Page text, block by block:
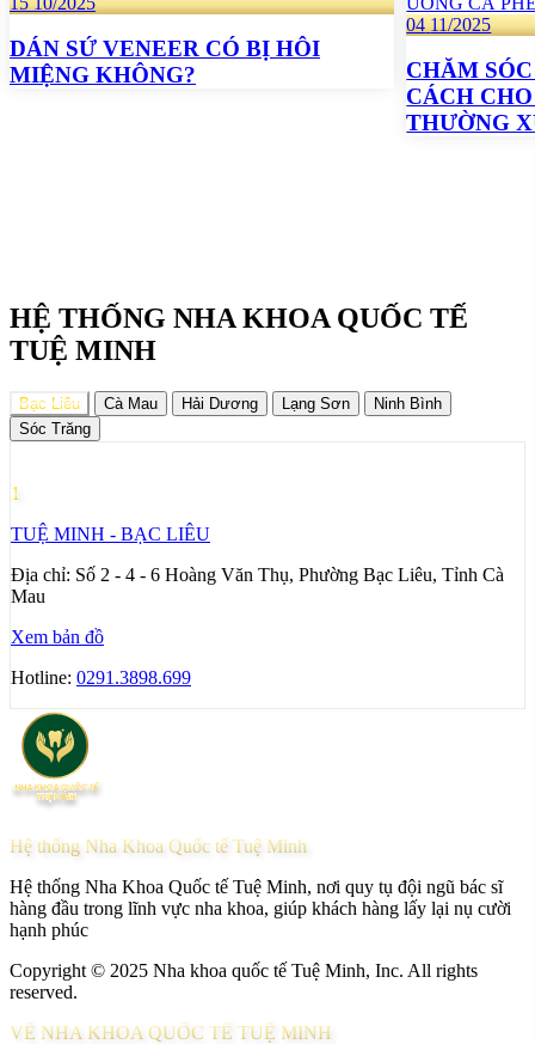
DÁN SỨ VENEER CÓ BỊ HÔI
MIỆNG KHÔNG?
04 11/2025
CHĂM
CÁCH
THƯỜNG
HỆ THỐNG NHA KHOA QUỐC TẾ
TUỆ MINH
Bạc Liêu Cà Mau Hải Dương Lạng Sơn
Ninh Bình
Sóc Trăng
1
TUỆ MINH - BẠC LIÊU
Địa chỉ: Số 2 - 4 - 6 Hoàng Văn Thụ, Phường Bạc Liêu, Tỉnh Cà
Mau
Xem bản đồ
Hotline: 0291.3898.699
Hệ thống Nha Khoa Quốc tế Tuệ Minh
Hệ thống Nha Khoa Quốc tế Tuệ Minh, nơi quy tụ đội ngũ bác sĩ
hàng đầu trong lĩnh vực nha khoa, giúp khách hàng lấy lại nụ cười
hạnh phúc
Copyright © 2025 Nha khoa quốc tế Tuệ Minh, Inc. All rights
reserved.
VỀ NHA KHOA QUỐC TẾ TUỆ MINH